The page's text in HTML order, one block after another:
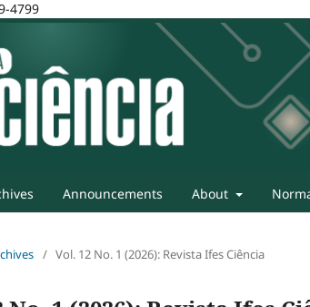
4799
Announcements About
/ Vol. 12 No. 1 (2026): Revista Ifes Ciência